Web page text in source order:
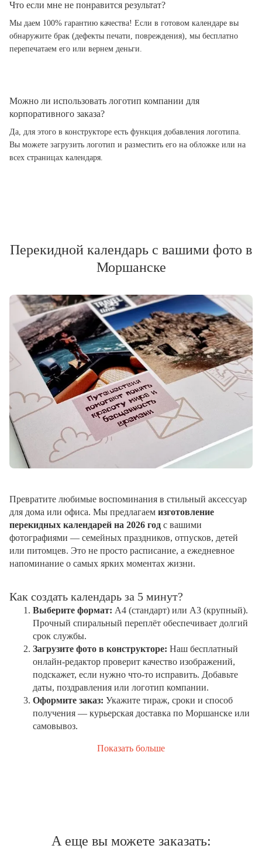
Что если мне не понравится результат?
Мы даем 100% гарантию качества! Если в готовом календаре вы
обнаружите брак (дефекты печати, повреждения), мы бесплатно
перепечатаем его или вернем деньги.
Можно ли использовать логотип компании для
корпоративного заказа?
Да, для этого в конструкторе есть функция добавления логотипа.
Вы можете загрузить логотип и разместить его на обложке или на
всех страницах календаря.
Перекидной календарь с вашими фото в
Моршанске
Превратите любимые воспоминания в стильный аксессуар
для дома или офиса. Мы предлагаем изготовление
перекидных календарей на 2026 год с вашими
фотографиями — семейных праздников, отпусков, детей
или питомцев. Это не просто расписание, а ежедневное
напоминание о самых ярких моментах жизни.
Как создать календарь за 5 минут?
Выберите формат: А4 (стандарт) или А3 (крупный).
Прочный спиральный переплёт обеспечивает долгий
срок службы.
Загрузите фото в конструкторе: Наш бесплатный
онлайн-редактор проверит качество изображений,
подскажет, если нужно что-то исправить. Добавьте
даты, поздравления или логотип компании.
Оформите заказ: Укажите тираж, сроки и способ
получения — курьерская доставка по Моршанске или
самовывоз.
Показать больше
А еще вы можете заказать: